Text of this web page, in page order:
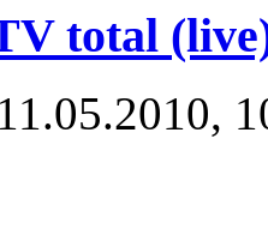
total